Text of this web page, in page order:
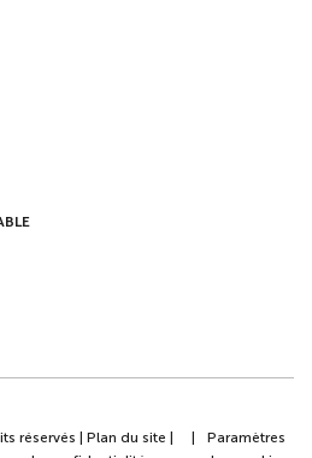
réservés |Plan du site
Paramètres